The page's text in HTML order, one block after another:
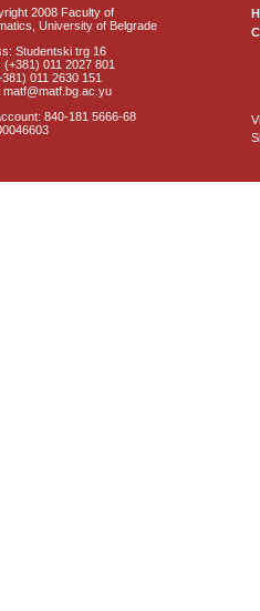
2008 Faculty of
University of Belgrade
Studentski trg 16
(+381) 011 2027 801
011 2630 151
matf@matf.bg.ac.yu
840-181 5666-68